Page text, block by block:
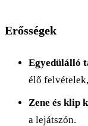
Erősségek
Egyedülálló
élő
Zene és klip
a lejátszón.